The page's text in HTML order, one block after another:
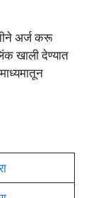
अर्ज करू
खाली देण्यात